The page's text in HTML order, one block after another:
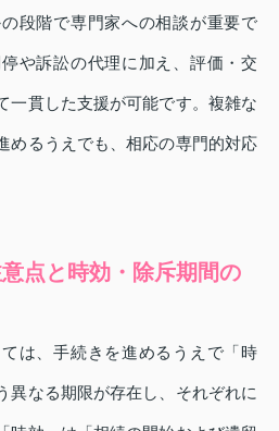
段階で専門家への相談が重要で
や訴訟の代理に加え、評価・交
一貫した支援が可能です。複雑な
めるうえでも、相応の専門的対応
点と時効・除斥期間の
は、手続きを進めるうえで「時
異なる期限が存在し、それぞれに